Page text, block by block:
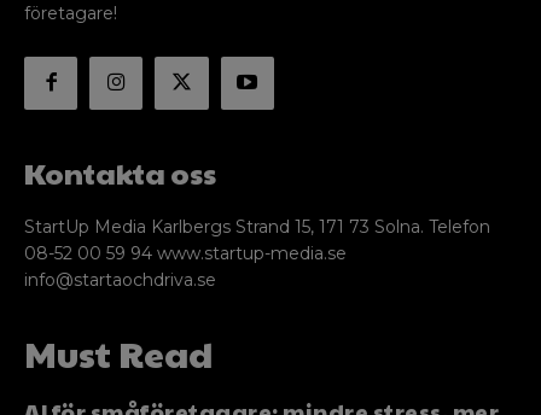
företagare!
Kontakta oss
StartUp Media Karlbergs Strand 15, 171 73 Solna. Telefon
08-52 00 59 94 www.startup-media.se
info@startaochdriva.se
Must Read